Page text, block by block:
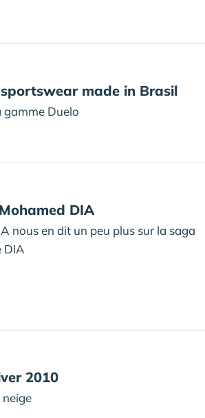
sportswear made in Brasil
gamme Duelo
DIA
nous en dit un peu plus sur la saga
DIA
2010
neige